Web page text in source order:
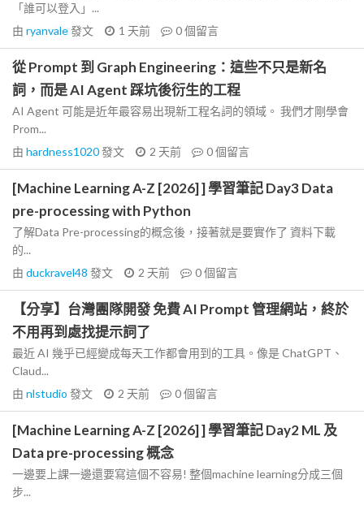
「誰可以登入」...
由 ryanvale發文 1 天前 0個留言
從 Prompt 到 Graph Engineering：這些不只是新名
詞，而是 AI Agent 踩坑後衍生的工程
AI Agent 可能是近年最容易出現新工程名詞的領域。 我們才剛學會
Prom...
由 hardness1020發文 2 天前 0個留言
[Machine Learning A-Z [2026] ] 學習筆記 Day3 Data
pre-processing with Python
了解Data Pre-processing的概念後，接著就是要實作了 資料下載
的...
由 duckravel48 發文 2 天前 0個留言
【分享】台灣團隊開發 免費 AI Prompt 管理網站，終於
不用再到處找提示詞了
最近 AI 幾乎已經變成每天工作都會用到的工具。像是 ChatGPT、
Claud...
由 nlstudio 發文 2 天前 0個留言
[Machine Learning A-Z [2026] ] 學習筆記 Day2 ML 及
Data pre-processing 概念
一邊要上課一邊還要寫這個不容易! 整個machine learning分成三個
步...